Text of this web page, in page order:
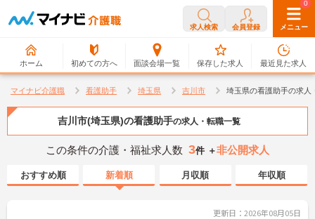
求人検索 会員登録 メニュー
ホーム 初めての方へ 面談会場一覧
0
保存した求人
0
最近見た求人
マイナビ介護職 看護助手 埼玉県 吉川市 埼玉県の看護助手の求人
吉川市(埼玉県)の看護助手の求人・転職一覧
この条件の介護・福祉求人数 3件 ＋非公開求人
おすすめ順 新着順 月収順 年収順
更新日：2026年08月05日